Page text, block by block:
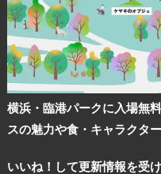
横浜・臨港パークに入場無
スの魅力や食・キャラクタ
いいね！して更新情報を受け